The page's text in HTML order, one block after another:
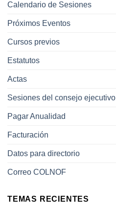
Calendario de Sesiones
Próximos Eventos
Cursos previos
Estatutos
Actas
Sesiones del consejo ejecutivo
Pagar Anualidad
Facturación
Datos para directorio
Correo COLNOF
TEMAS RECIENTES